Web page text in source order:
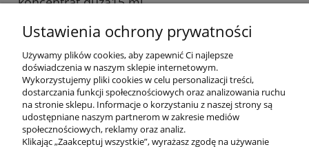
Dostępność:
dostępny w dużej ilości
Wysyłka w:24 godziny
do koszyka
Ustawienia ochrony prywatności
Używamy plików cookies, aby zapewnić Ci najlepsze
doświadczenia w naszym sklepie internetowym.
Wykorzystujemy pliki cookies w celu personalizacji treści,
dostarczania funkcji społecznościowych oraz analizowania ruchu
na stronie sklepu. Informacje o korzystaniu z naszej strony są
udostępniane naszym partnerom w zakresie mediów
społecznościowych, reklamy oraz analiz.
Klikając „Zaakceptuj wszystkie”, wyrażasz zgodę na używanie